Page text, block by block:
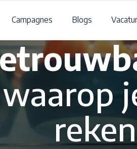
Campagnes Blogs
waarop